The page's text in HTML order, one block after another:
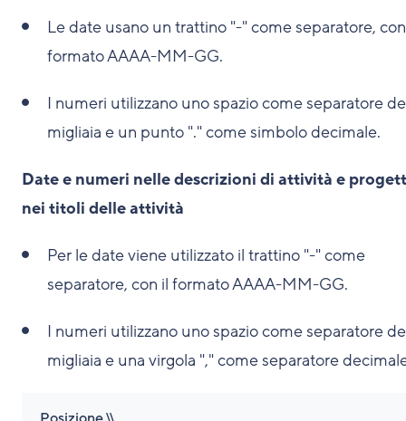
Le date usano un trattino "-" come separatore,
formato AAAA-MM-GG.
I numeri utilizzano uno spazio come separatore
migliaia e un punto "." come simbolo decimale.
Date e numeri nelle descrizioni di attività e
nei titoli delle attività
Per le date viene utilizzato il trattino "-" come
separatore, con il formato AAAA-MM-GG.
I numeri utilizzano uno spazio come separatore
migliaia e una virgola "," come separatore